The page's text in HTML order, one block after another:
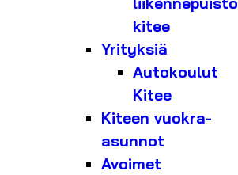
kitee
Yrityksiä
Autokoulut
Kitee
Kiteen vuokra-
asunnot
Avoimet